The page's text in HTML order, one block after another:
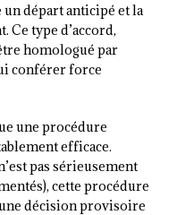
départ anticipé et la
type d’accord,
homologué par
conférer force
une procédure
efficace.
pas sérieusement
cette procédure
décision provisoire